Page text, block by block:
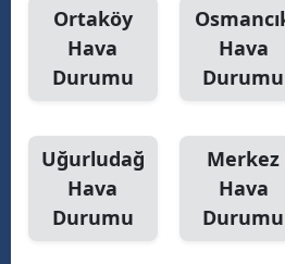
Ortaköy
Hava
Durumu
Hava
Durumu
Uğurludağ
Hava
Durumu
Merkez
Hava
Durumu